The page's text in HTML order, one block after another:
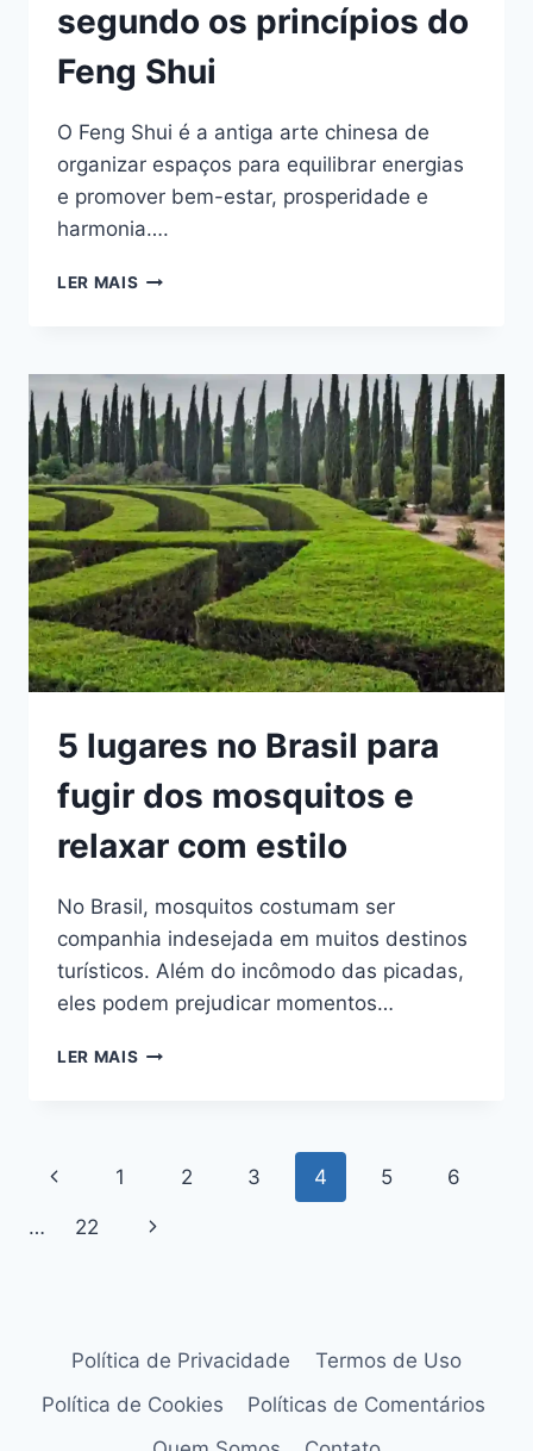
segundo os princípios do
Feng Shui
O Feng Shui é a antiga arte chinesa de
organizar espaços para equilibrar energias
e promover bem-estar, prosperidade e
harmonia….
LER MAIS 4
ATRAEM
PROSPERIDADE
SEGUNDO
OS
PRINCÍPIOS
DO
FENG
SHUI
5 lugares no Brasil para
fugir dos mosquitos e
relaxar com estilo
No Brasil, mosquitos costumam ser
companhia indesejada em muitos destinos
turísticos. Além do incômodo das picadas,
eles podem prejudicar momentos…
LER MAIS 5
FUGIR
MOSQUITOS
Navegação
da
Página
Anterior
1 2 3 4 5 6
… 22
Página
Política de Privacidade
Termos de Uso
Política de Cookies
Políticas de Comentários